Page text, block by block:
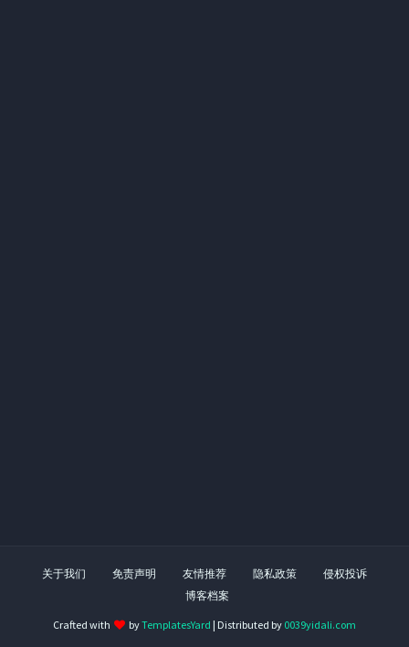
关于我们 免责声明 友情推荐 隐私政策
侵权投诉
博客档案
Crafted with byTemplatesYard | Distributed by 0039yidali.com